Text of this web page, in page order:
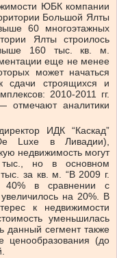
ЮБК компании
Большой Ялты
60 многоэтажных
Ялты строилось
160 тыс. кв. м.
еще не менее
может начаться
сдачи строящихся и
2010-2011 гг.
отмечают аналитики
ИДК “Каскад”
Luxe в Ливадии),
недвижимость могут
но в основном
за кв. м. “В 2009 г.
40% в сравнении с
на 20%. В
к недвижимости
уменьшилась
данный сегмент также
ценообразования (до